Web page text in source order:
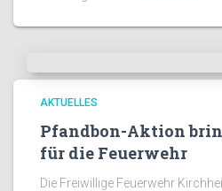
AKTUELLES
Pfandbon-Aktion
für die Feuerwehr
Die Freiwillige Feuerwehr